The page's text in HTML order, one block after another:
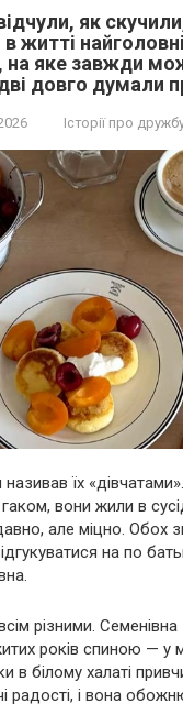
як
в житті
на яке завжди
довго думали
Історії про
називав їх
вони жили в
але міцно. Обох
на по
різними.
років спиною — у
в білому халаті
радості, і вона